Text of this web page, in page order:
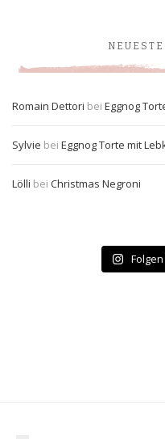
Romain Dettori bei Eggnog
Sylvie bei Eggnog Torte mit
Lölli bei Christmas Negroni